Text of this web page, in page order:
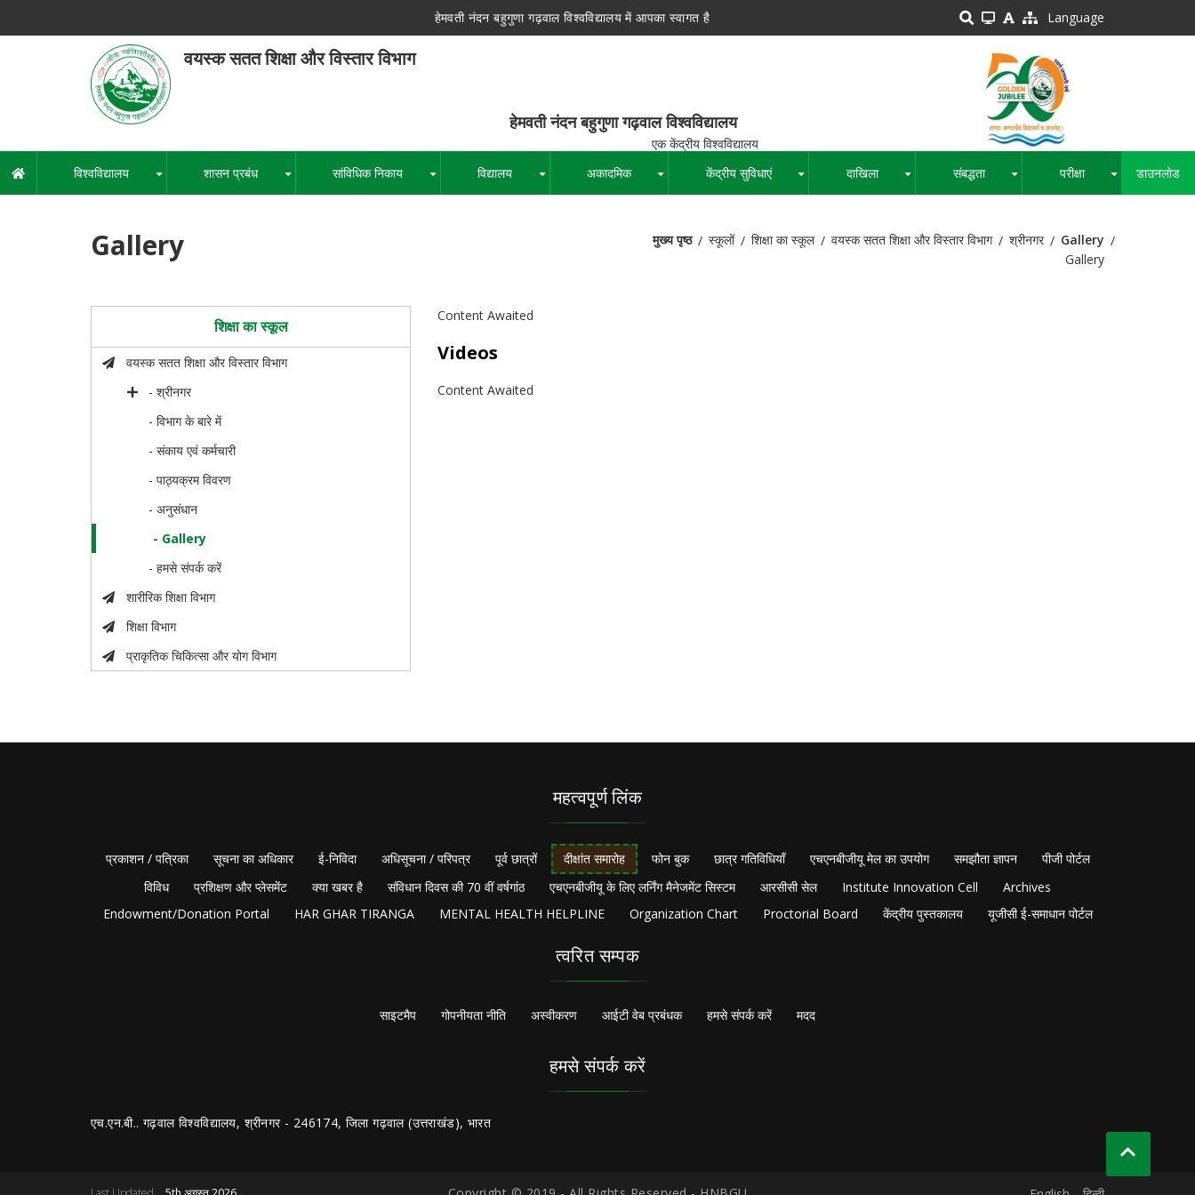
हेमवती नंदन बहुगुणा गढ़वाल विश्वविद्यालय में आपका स्वागत है Language
वयस्क सतत शिक्षा और विस्तार विभाग
हेमवती नंदन बहुगुणा गढ़वाल विश्वविद्यालय
एक केंद्रीय विश्वविद्यालय
मुख्य
नेविगेशन
विश्वविद्यालय शासन प्रबंध सांविधिक निकाय विद्यालय अकादमिक केंद्रीय सुविधाएं दाखिला संबद्धता परीक्षा डाउनलोड
Gallery मुख्य पृष्ठ स्कूलों शिक्षा का स्कूल वयस्क सतत शिक्षा और विस्तार विभाग श्रीनगर
Gallery
Gallery
शिक्षा का स्कूल
वयस्क सतत शिक्षा और विस्तार विभाग
- श्रीनगर
- विभाग के बारे में
- संकाय एवं कर्मचारी
- पाठ्यक्रम विवरण
- अनुसंधान
- Gallery
- हमसे संपर्क करें
शारीरिक शिक्षा विभाग
शिक्षा विभाग
प्राकृतिक चिकित्सा और योग विभाग
Content Awaited
Videos
Content Awaited
महत्वपूर्ण लिंक
प्रकाशन / पत्रिका सूचना का अधिकार ई-निविदा अधिसूचना / परिपत्र पूर्व छात्रों दीक्षांत समारोह फोन बुक छात्र गतिविधियाँ एचएनबीजीयू मेल का उपयोग समझौता ज्ञापन
पीजी पोर्टल
विविध
प्रशिक्षण और प्लेसमेंट क्या खबर है संविधान दिवस की 70 वीं वर्षगांठ एचएनबीजीयू के लिए लर्निंग मैनेजमेंट सिस्टम आरसीसी सेल Institute Innovation Cell
Archives
Endowment/Donation Portal
HAR GHAR TIRANGA MENTAL HEALTH HELPLINE Organization Chart Proctorial Board केंद्रीय पुस्तकालय यूजीसी ई-समाधान पोर्टल
त्वरित सम्पक
साइटमैप गोपनीयता नीति अस्वीकरण आईटी वेब प्रबंधक हमसे संपर्क करें मदद
हमसे संपर्क करें
एच.एन.बी.. गढ़वाल विश्वविद्यालय, श्रीनगर - 246174, जिला गढ़वाल (उत्तराखंड), भारत